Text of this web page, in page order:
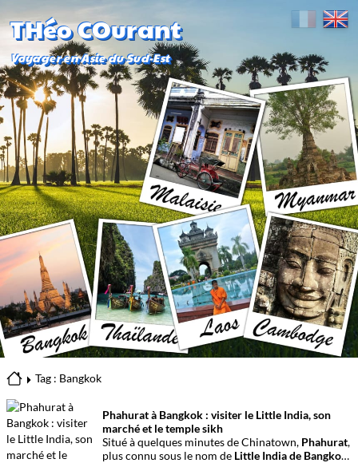
THéo COurant
Voyager en Asie du Sud-Est
Tag : Bangkok
Phahurat à Bangkok : visiter le Little India, son
marché et le temple sikh
Situé à quelques minutes de Chinatown, Phahurat,
plus connu sous le nom de Little India de Bangkok,